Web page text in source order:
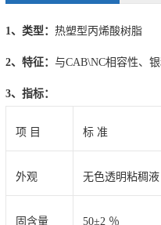
1、类型： 热塑型丙烯酸树脂
2、特征： 与CAB\NC相容性、
3、指标：
项 目 标 准
外观 无色透明粘稠液
固含量 50±2 ％